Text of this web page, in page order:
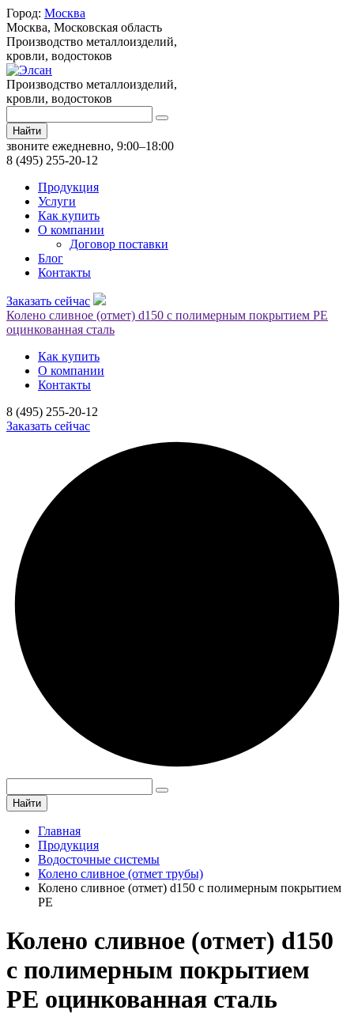
Город: Москва
Москва, Московская область
Производство металлоизделий,
кровли, водостоков
Производство металлоизделий,
кровли, водостоков
Найти
звоните ежедневно, 9:00–18:00
8 (495) 255-20-12
Продукция
Услуги
Как купить
О компании
Договор поставки
Блог
Контакты
Заказать сейчас
Колено сливное (отмет) d150 с полимерным покрытием PE
оцинкованная сталь
Как купить
О компании
Контакты
8 (495) 255-20-12
Заказать сейчас
Найти
Главная
Продукция
Водосточные системы
Колено сливное (отмет трубы)
Колено сливное (отмет) d150 с полимерным покрытием
PE
Колено сливное (отмет) d150
с полимерным покрытием
PE оцинкованная сталь